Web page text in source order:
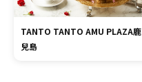
TANTO TANTO AMU PLAZA鹿
兒島